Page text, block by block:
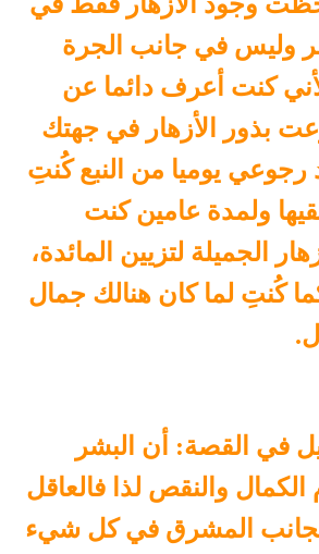
وليس في جانب الجرة
كنت أعرف دائما عن
بذور الأزهار في جهتك
يوميا من النبع كُنتِ
ولمدة عامين كنت
الجميلة لتزيين المائدة،
كُنتِ لما كان هنالك جمال
في القصة: أن البشر
والنقص لذا فالعاقل
المشرق في كل شيء